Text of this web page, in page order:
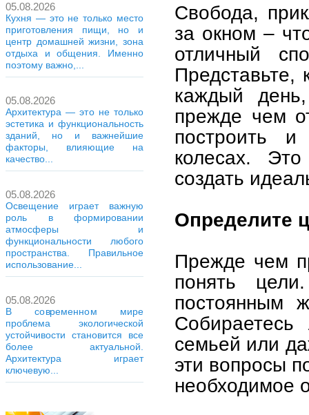
05.08.2026
Кухня — это не только место
приготовления пищи, но и
центр домашней жизни, зона
отдыха и общения. Именно
поэтому важно,...
05.08.2026
Архитектура — это не только
эстетика и функциональность
зданий, но и важнейшие
факторы, влияющие на
качество...
05.08.2026
Освещение играет важную
роль в формировании
атмосферы и
функциональности любого
пространства. Правильное
использование...
05.08.2026
В современном мире
проблема экологической
устойчивости становится все
более актуальной.
Архитектура играет
ключевую...
Свобода,
за окном –
отличный
Представьте,
каждый
прежде чем
построить
колесах.
создать
Определите
Прежде чем
понять
постоянным
семьей или
эти вопросы
необходимое